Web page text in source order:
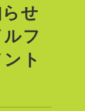
せ
フ
ト